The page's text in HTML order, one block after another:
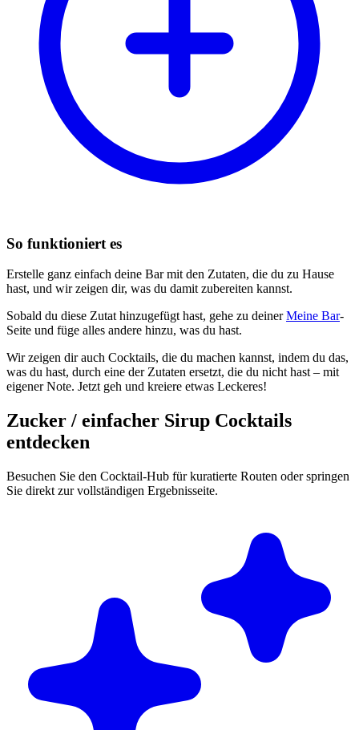
So funktioniert es
Erstelle ganz einfach deine Bar mit den Zutaten, die du zu Hause
hast, und wir zeigen dir, was du damit zubereiten kannst.
Sobald du diese Zutat hinzugefügt hast, gehe zu deinerMeine Bar-
Seite und füge alles andere hinzu, was du hast.
Wir zeigen dir auch Cocktails, die du machen kannst, indem du das,
was du hast, durch eine der Zutaten ersetzt, die du nicht hast – mit
eigener Note. Jetzt geh und kreiere etwas Leckeres!
Zucker / einfacher Sirup Cocktails
entdecken
Besuchen Sie den Cocktail-Hub für kuratierte Routen oder springen
Sie direkt zur vollständigen Ergebnisseite.